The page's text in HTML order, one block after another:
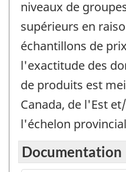
niveaux de
supérieurs en
échantillons de
l'exactitude des
de produits est
Canada, de l'Est
l'échelon
Documentation